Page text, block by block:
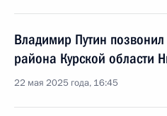
Владимир Путин позвонил
района Курской области
22 мая 2025 года, 16:45